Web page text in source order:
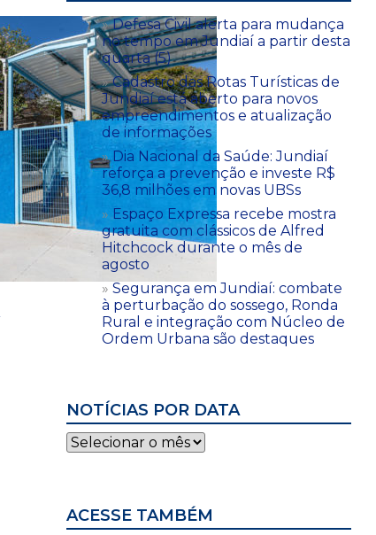
Defesa Civil alerta para mudança
no tempo em Jundiaí a partir desta
quarta (5)
Cadastro das Rotas Turísticas de
Jundiaí está aberto para novos
empreendimentos e atualização
de informações
Dia Nacional da Saúde: Jundiaí
reforça a prevenção e investe R$
36,8 milhões em novas UBSs
Espaço Expressa recebe mostra
gratuita com clássicos de Alfred
Hitchcock durante o mês de
agosto
Segurança em Jundiaí: combate
à perturbação do sossego, Ronda
Rural e integração com Núcleo de
Ordem Urbana são destaques
NOTÍCIAS POR DATA
Notícias
por
ACESSE TAMBÉM